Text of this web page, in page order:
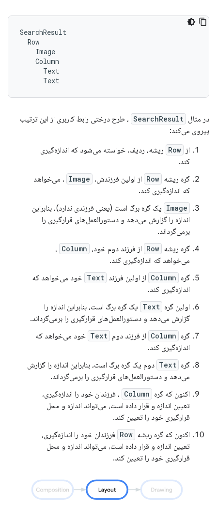
SearchResult
  Row
    Image
    Column
      Text
در مثال SearchResult ، طرح درختی رابط کاربری از این ترتیب
پیروی می‌کند:
از Row ریشه، ردیف، خواسته می‌شود که اندازه‌گیری
کند.
گره ریشه Row از اولین فرزندش، Image ، می‌خواهد
که اندازه‌گیری کند.
Image یک گره برگ است (یعنی فرزندی ندارد)، بنابراین
اندازه را گزارش می‌دهد و دستورالعمل‌های قرارگیری را
برمی‌گرداند.
گره ریشه Row از فرزند دوم خود، Column ،
می‌خواهد که اندازه‌گیری کند.
گره Column از اولین فرزند Text خود می‌خواهد که
اندازه‌گیری کند.
اولین گره Text یک گره برگ است، بنابراین اندازه را
گزارش می‌دهد و دستورالعمل‌های قرارگیری را برمی‌گرداند.
گره Column از فرزند دوم Text خود می‌خواهد که
اندازه‌گیری کند.
گره Text دوم یک گره برگ است، بنابراین اندازه را گزارش
می‌دهد و دستورالعمل‌های قرارگیری را برمی‌گرداند.
اکنون که گره Column ، فرزندان خود را اندازه‌گیری،
تعیین اندازه و قرار داده است، می‌تواند اندازه و محل
قرارگیری خود را تعیین کند.
اکنون که گره ریشه Row فرزندان خود را اندازه‌گیری،
تعیین اندازه و قرار داده است، می‌تواند اندازه و محل
قرارگیری خود را تعیین کند.